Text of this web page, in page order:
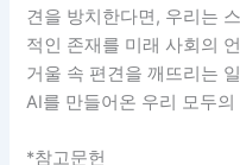
견을 방치한다면, 우리는
적인 존재를 미래 사회의
거울 속 편견을 깨뜨리는
AI를 만들어온 우리 모두의
*참고문헌